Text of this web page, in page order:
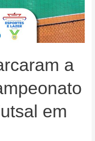
a
em